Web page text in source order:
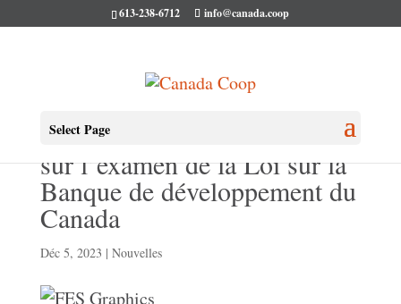
613-238-6712 info@canada.coop
Select Page
Analyse de CMC du rapport
sur l’examen de la Loi sur la
Banque de développement du
Canada
Déc 5, 2023 | Nouvelles